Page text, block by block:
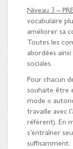
Niveau 3 –
vocabulaire
améliorer sa
Toutes les
abordées
sociales.
Pour chacun
souhaite être
mode «
travaille avec
référent). En
s’entraîner
suffisamment.